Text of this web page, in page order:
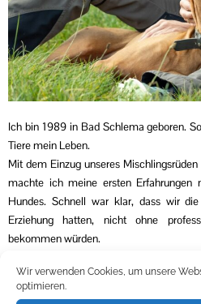
Wir verwenden Cookies, um unsere
optimieren.
Ich bin 1989 in Bad Schlema geboren.
Tiere mein Leben.
Mit dem Einzug unseres
machte ich meine ersten Erfahrungen
Hundes. Schnell war klar, dass wir
Erziehung hatten, nicht ohne
bekommen würden.
und Django, war mein Ehrgeiz geweckt.
Ich wollte und will immer noch so viel